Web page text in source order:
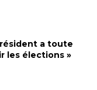
a toute
les élections »